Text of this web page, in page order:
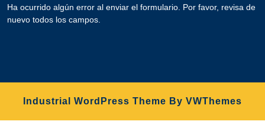
Ha ocurrido algún error al enviar el formulario. Por favor, revisa de
nuevo todos los campos.
Industrial WordPress Theme By VWThemes